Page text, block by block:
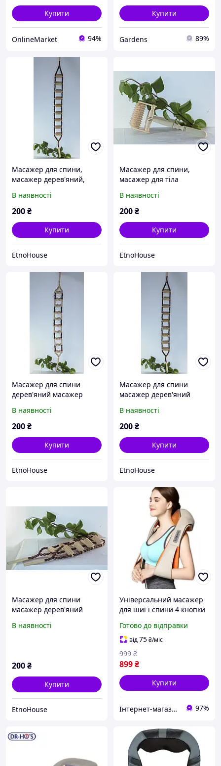
Купити
OnlineMarket 94%
Купити
Gardens 89%
Масажер для спини,
масажер дерев'яний,
В наявності
200₴
Купити
EtnoHouse
Масажер для спини,
масажер для тіла
масажер, масажер
дерев'яний, масажер
В наявності
200₴
Купити
EtnoHouse
Масажер для спини
дерев'яний масажер
В наявності
200₴
Купити
EtnoHouse
Масажер для спини
масажер дерев'яний
В наявності
200₴
Купити
EtnoHouse
Масажер для спини
масажер дерев'яний
шипована доріжка
В наявності
200₴
Купити
EtnoHouse
Універсальний масажер
для шиї і спини 4 кнопки
Готово до відправки
від75₴/міс
899₴
999 ₴
Купити
Інтернет-магазин Ітакшоп 97%